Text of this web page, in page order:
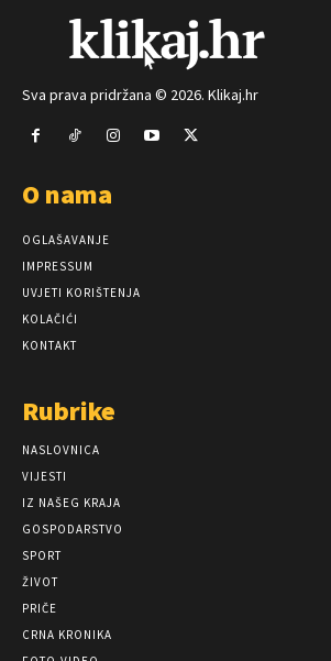
Sva prava pridržana © 2026. Klikaj.hr
O nama
OGLAŠAVANJE
IMPRESSUM
UVJETI KORIŠTENJA
KOLAČIĆI
KONTAKT
Rubrike
NASLOVNICA
VIJESTI
IZ NAŠEG KRAJA
GOSPODARSTVO
SPORT
ŽIVOT
PRIČE
CRNA KRONIKA